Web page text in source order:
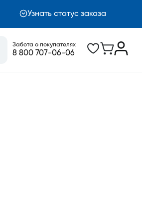
Узнать статус заказа
Забота о покупателях
8 800 707-06-06